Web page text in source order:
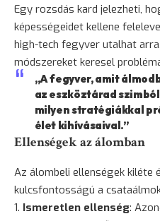
Egy rozsdás kard jelezheti,
képességeidet kellene
high-tech fegyver utalhat
módszereket keresel
„A fegyver, amit
az eszköztárad
milyen stratégiákkal
élet kihívásaival.”
Ellenségek az álomban
Az álombeli ellenségek kiléte
kulcsfontosságú a
Ismeretlen ellenség: